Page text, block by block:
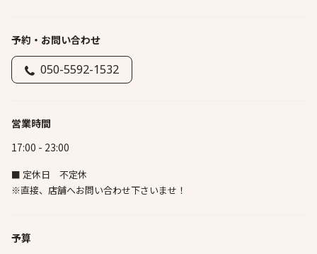
予約・お問い合わせ
050-5592-1532
営業時間
17:00 - 23:00
■ 定休日 不定休
※直接、店舗へお問い合わせ下さいませ！
予算